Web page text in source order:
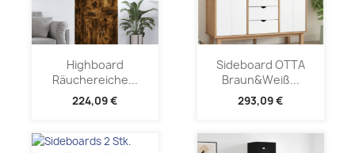
Highboard
Räuchereiche...
224,09 €
Sideboard OTTA
Braun&Weiß...
293,09 €